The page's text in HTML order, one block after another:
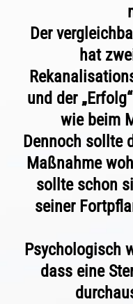
Der
hat
und der
wie beim
Dennoch sollte
Maßnahme
sollte schon
seiner
Psychologisch
dass eine